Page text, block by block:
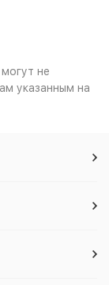
не
указанным на